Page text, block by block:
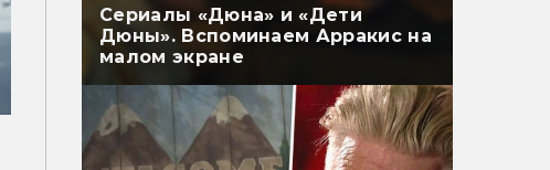
Сериалы «Дюна» и «Дети
Дюны». Вспоминаем Арракис на
малом экране